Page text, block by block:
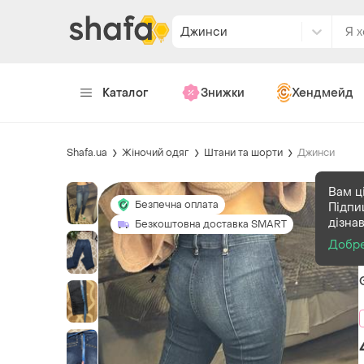
Джинси
Каталог Знижки Хендмейд
Shafa.ua Жіночий одяг Штани та шорти Джинси
Безпечна оплата
Безкоштовна доставка SMART
Вам